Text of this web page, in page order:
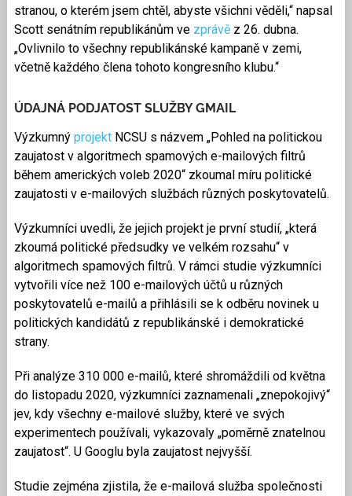
stranou, o kterém jsem chtěl, abyste všichni věděli,“ napsal
Scott senátním republikánům ve zprávěz 26. dubna.
„Ovlivnilo to všechny republikánské kampaně v zemi,
včetně každého člena tohoto kongresního klubu.“
ÚDAJNÁ PODJATOST SLUŽBY GMAIL
Výzkumný projektNCSU s názvem „Pohled na politickou
zaujatost v algoritmech spamových e-mailových filtrů
během amerických voleb 2020“ zkoumal míru politické
zaujatosti v e-mailových službách různých poskytovatelů.
Výzkumníci uvedli, že jejich projekt je první studií, „která
zkoumá politické předsudky ve velkém rozsahu“ v
algoritmech spamových filtrů. V rámci studie výzkumníci
vytvořili více než 100 e-mailových účtů u různých
poskytovatelů e-mailů a přihlásili se k odběru novinek u
politických kandidátů z republikánské i demokratické
strany.
Při analýze 310 000 e-mailů, které shromáždili od května
do listopadu 2020, výzkumníci zaznamenali „znepokojivý“
jev, kdy všechny e-mailové služby, které ve svých
experimentech používali, vykazovaly „poměrně znatelnou
zaujatost“. U Googlu byla zaujatost nejvyšší.
Studie zejména zjistila, že e-mailová služba společnosti